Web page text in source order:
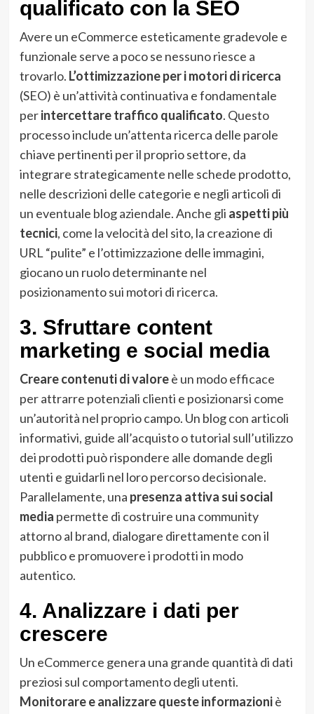
qualificato con la SEO
Avere un eCommerce esteticamente gradevole e
funzionale serve a poco se nessuno riesce a
trovarlo. L’ottimizzazione per i motori di ricerca
(SEO) è un’attività continuativa e fondamentale
perintercettare traffico qualificato. Questo
processo include un’attenta ricerca delle parole
chiave pertinenti per il proprio settore, da
integrare strategicamente nelle schede prodotto,
nelle descrizioni delle categorie e negli articoli di
un eventuale blog aziendale. Anche gli aspetti più
tecnici, come la velocità del sito, la creazione di
URL “pulite” e l’ottimizzazione delle immagini,
giocano un ruolo determinante nel
posizionamento sui motori di ricerca.
3. Sfruttare content
marketing e social media
Creare contenuti di valoreè un modo efficace
per attrarre potenziali clienti e posizionarsi come
un’autorità nel proprio campo. Un blog con articoli
informativi, guide all’acquisto o tutorial sull’utilizzo
dei prodotti può rispondere alle domande degli
utenti e guidarli nel loro percorso decisionale.
Parallelamente, una presenza attiva sui social
media permette di costruire una community
attorno al brand, dialogare direttamente con il
pubblico e promuovere i prodotti in modo
autentico.
4. Analizzare i dati per
crescere
Un eCommerce genera una grande quantità di dati
preziosi sul comportamento degli utenti.
Monitorare e analizzare queste informazioniè